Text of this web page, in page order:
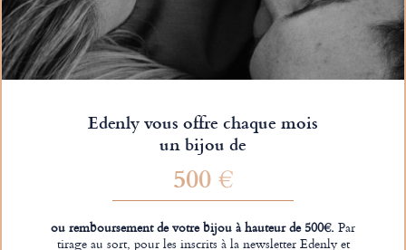
Edenly vous offre chaque mois
un bijou de
500 €
ou remboursement de votre bijou à hauteur de 500€.Par
tirage au sort, pour les inscrits à la newsletter Edenly et